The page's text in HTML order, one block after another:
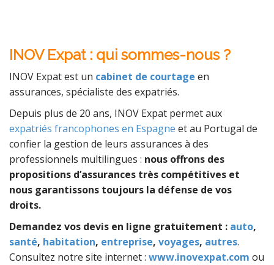
INOV Expat : qui sommes-nous ?
INOV Expat est un cabinet de courtage en
assurances, spécialiste des expatriés.
Depuis plus de 20 ans, INOV Expat permet aux
expatriés francophones en Espagne et au Portugal de
confier la gestion de leurs assurances à des
professionnels multilingues : nous offrons des
propositions d’assurances très compétitives et
nous garantissons toujours la défense de vos
droits.
Demandez vos devis en ligne gratuitement : auto,
santé, habitation, entreprise, voyages, autres.
Consultez notre site internet : www.inovexpat.com ou